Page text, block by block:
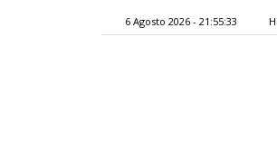
6 Agosto 2026 - 21:55:33